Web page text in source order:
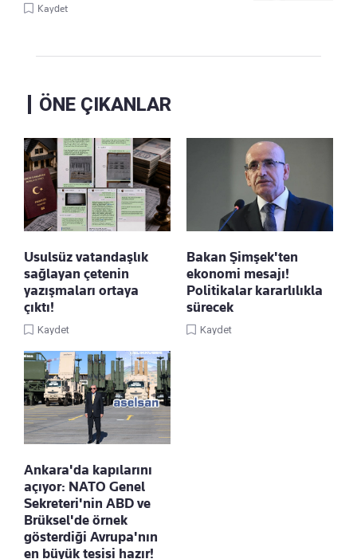
Kaydet
ÖNE ÇIKANLAR
Usulsüz vatandaşlık
sağlayan çetenin
yazışmaları ortaya
çıktı!
Kaydet
Bakan Şimşek'ten
ekonomi mesajı!
Politikalar kararlılıkla
sürecek
Kaydet
Ankara'da kapılarını
açıyor: NATO Genel
Sekreteri'nin ABD ve
Brüksel'de örnek
gösterdiği Avrupa'nın
en büyük tesisi hazır!